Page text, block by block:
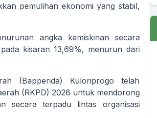
pemulihan ekonomi yang stabil,
angka kemiskinan secara
kisaran 13,69%, menurun dari
(Bapperida) Kulonprogo telah
(RKPD) 2026 untuk mendorong
secara terpadu lintas organisasi